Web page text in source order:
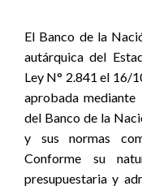
El Banco de la
autárquica del
Ley N° 2.841 el 16/
aprobada
del Banco de la
y sus normas
Conforme su
presupuestaria y